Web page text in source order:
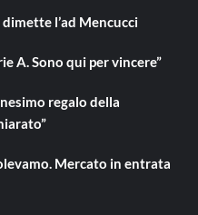
l’ad Mencucci
A. Sono qui per vincere”
regalo della
Mercato in entrata